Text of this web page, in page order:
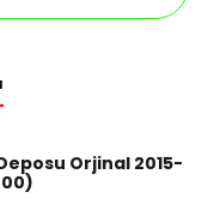
Orjinal 2015-
00)